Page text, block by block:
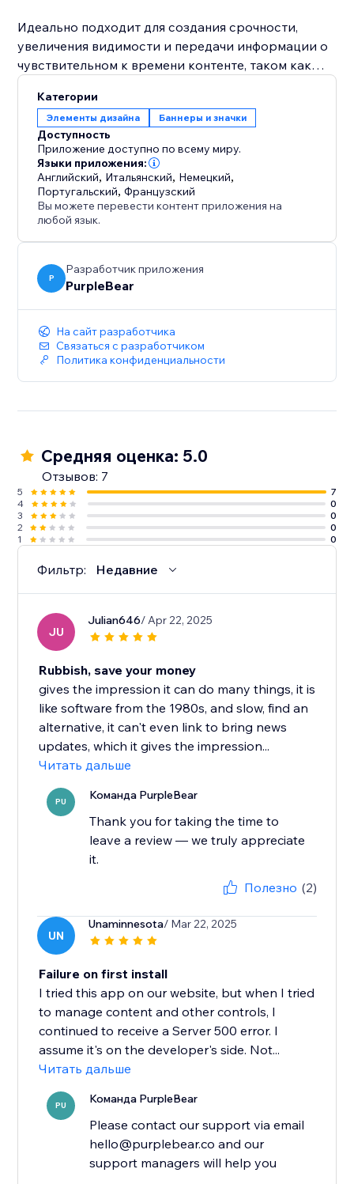
Идеально подходит для создания срочности,
увеличения видимости и передачи информации о
чувствительном к времени контенте, таком как
Лента Новостей отлично интегрируется с вашим
магазином, чтобы держать клиентов
информированными и привлеченными.
Начните вовлекать посетителей сегодня с
помощью привлекательных новостных лент.
Категории
Элементы дизайна Баннеры и значки
Доступность
Приложение доступно по всему миру.
Языки приложения:
Английский, Итальянский, Немецкий,
Португальский,Французский
Вы можете перевести контент приложения на
любой язык.
P
Разработчик приложения
PurpleBear
На сайт разработчика
Связаться с разработчиком
Политика конфиденциальности
Средняя оценка: 5.0
Отзывов: 7
5
7
4
0
3
0
2
0
1
0
Фильтр: Недавние
JU
Julian646/ Apr 22, 2025
Rubbish, save your money
gives the impression it can do many things, it is
like software from the 1980s, and slow, find an
alternative, it can't even link to bring news
updates, which it gives the impression...
Читать дальше
PU Команда PurpleBear
Thank you for taking the time to
leave a review — we truly appreciate
it.
Полезно (2)
UN
Unaminnesota/ Mar 22, 2025
Failure on first install
I tried this app on our website, but when I tried
to manage content and other controls, I
continued to receive a Server 500 error. I
assume it's on the developer's side. Not...
Читать дальше
PU Команда PurpleBear
Please contact our support via email
hello@purplebear.co and our
support managers will help you